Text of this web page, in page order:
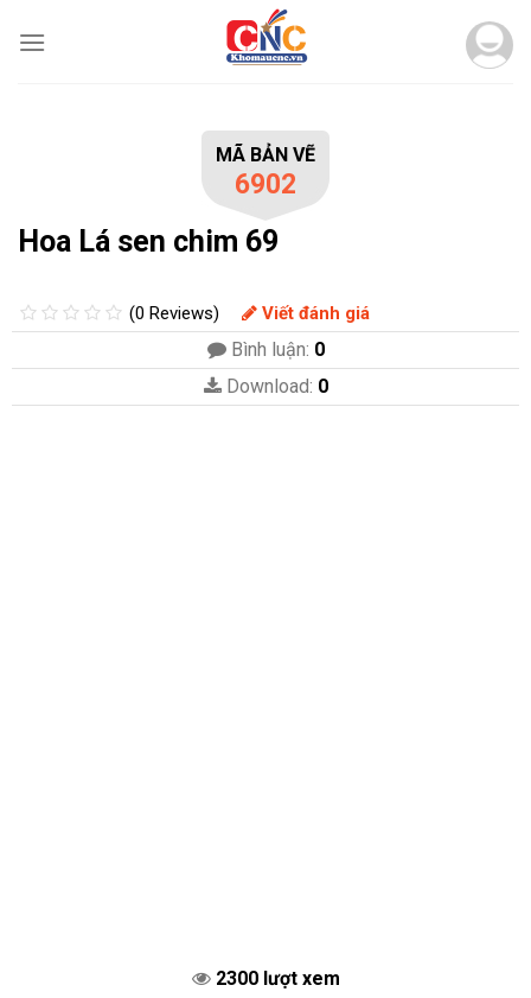
MÃ BẢN VẼ
6902
Hoa Lá sen chim 69
(0 Reviews) Viết đánh giá
Bình luận: 0
Download: 0
2300 lượt xem